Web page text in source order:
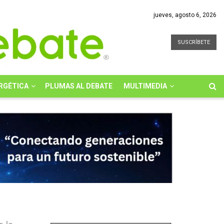
jueves, agosto 6, 2026
SUSCRÍBETE
PLUMAS AL DEBATE MULTIMEDIA